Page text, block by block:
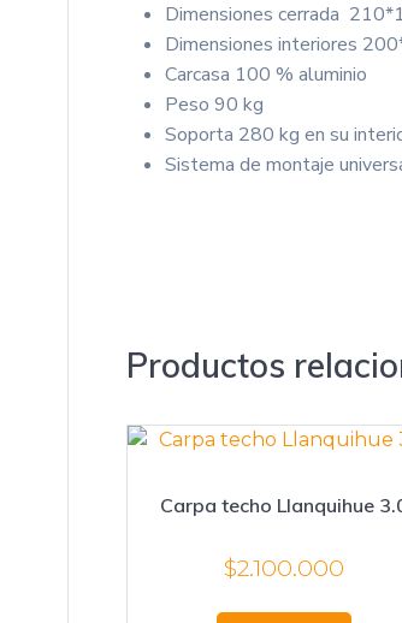
Dimensiones cerrada
Dimensiones interiores
Carcasa 100 % aluminio
Peso 90 kg
Soporta 280 kg en su
Sistema de montaje
Productos
Carpa techo Llanquihue
$2.100.000